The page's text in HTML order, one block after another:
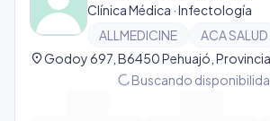
Clínica Médica · Infectología
ALLMEDICINE
ACA SALUD
location_on
progress_activityBuscando